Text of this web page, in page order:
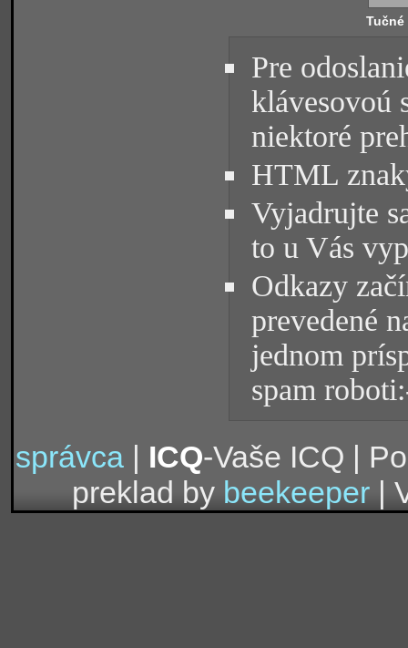
Tučné
Pre
klávesovoú
niektoré
HTML
Vyjadrujte
to u Vás
Odkazy
prevedené
jednom
spam
správca| ICQ-Vaše ICQ |
preklad by beekeeper |